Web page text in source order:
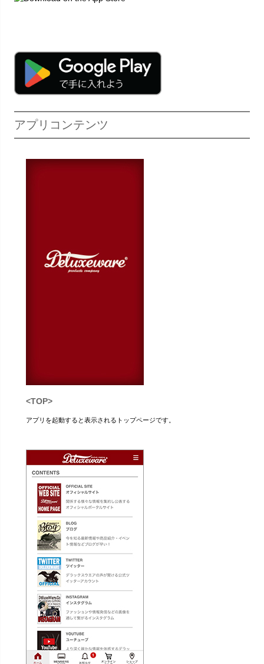
アプリコンテンツ
<TOP>
アプリを起動すると表示されるトップページです。